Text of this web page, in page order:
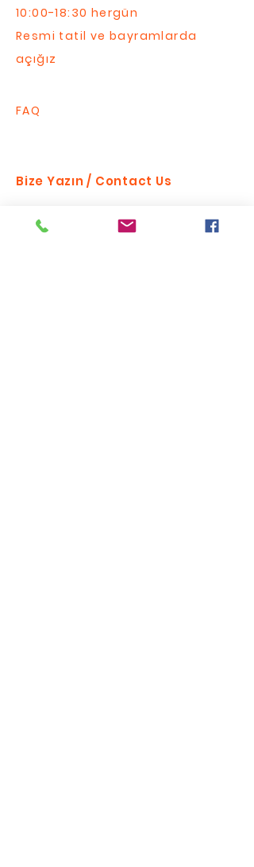
10:00-18:30 hergün
Resmi tatil ve bayramlarda
açığız
FAQ
Bize Yazın / Contact Us